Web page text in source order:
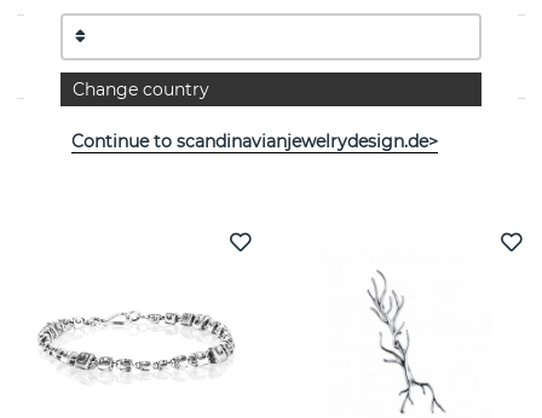
EIGENSCHAFTEN
Change country
Continue to scandinavianjewelrydesign.de>